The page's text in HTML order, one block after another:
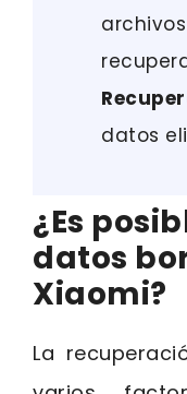
datos
¿Es
datos
Xiaomi?
La